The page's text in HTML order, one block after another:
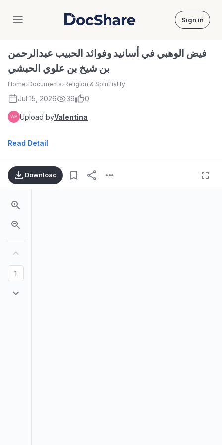
DocShare Sign in
فيض الوهبي في أسانيد وفوائد الحبيب عبدالرحمن
بن شيخ بن علوي الحبشي
Home›Documents›Religion & Spirituality
Jul 15, 2026 39 0
Upload byValentina
Read Detail
Download